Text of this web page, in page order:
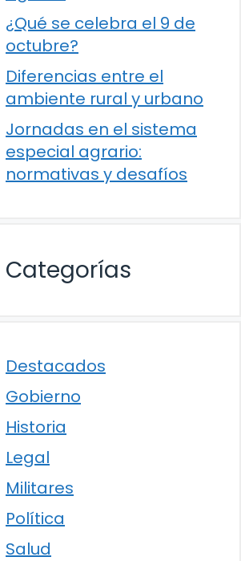
¿Qué se celebra el 9 de
octubre?
Diferencias entre el
ambiente rural y urbano
Jornadas en el sistema
especial agrario:
normativas y desafíos
Categorías
Destacados
Gobierno
Historia
Legal
Militares
Política
Salud